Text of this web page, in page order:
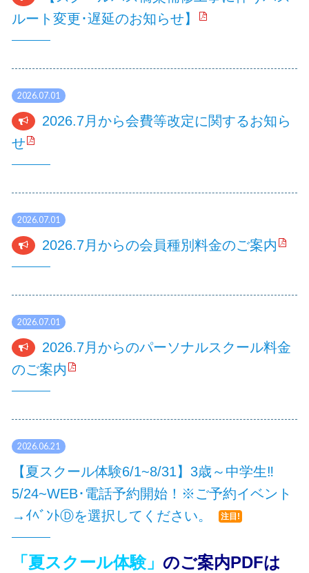
ルート変更･遅延のお知らせ】
2026.07.01
2026.7月から会費等改定に関するお知ら
せ
2026.07.01
2026.7月からの会員種別料金のご案内
2026.07.01
2026.7月からのパーソナルスクール料金
のご案内
2026.06.21
【夏スクール体験6/1~8/31】3歳～中学生‼
5/24~WEB･電話予約開始！※ご予約イベント
→ｲﾍﾞﾝﾄⒹを選択してください。
注目!
「夏スクール体験」 のご案内PDFは